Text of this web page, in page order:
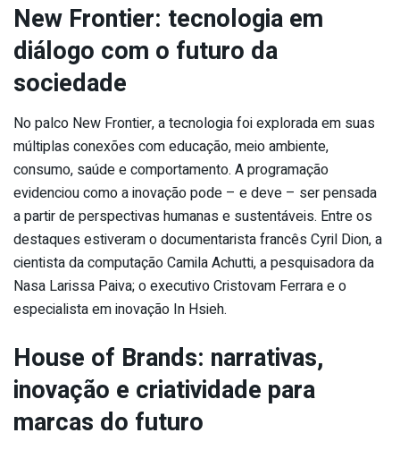
New Frontier: tecnologia em
diálogo com o futuro da
sociedade
No palco New Frontier, a tecnologia foi explorada em suas
múltiplas conexões com educação, meio ambiente,
consumo, saúde e comportamento. A programação
evidenciou como a inovação pode – e deve – ser pensada
a partir de perspectivas humanas e sustentáveis. Entre os
destaques estiveram o documentarista francês Cyril Dion, a
cientista da computação Camila Achutti, a pesquisadora da
Nasa Larissa Paiva; o executivo Cristovam Ferrara e o
especialista em inovação In Hsieh.
House of Brands: narrativas,
inovação e criatividade para
marcas do futuro